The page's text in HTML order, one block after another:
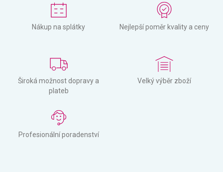
Nákup na splátky Nejlepší poměr kvality a ceny
Široká možnost dopravy a
plateb
Velký výběr zboží
Profesionální poradenství